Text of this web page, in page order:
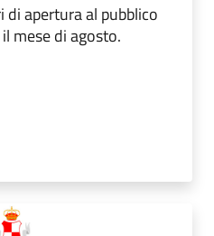
apertura al pubblico
mese di agosto.